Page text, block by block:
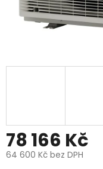
78 166 Kč
64 600 Kč bez DPH